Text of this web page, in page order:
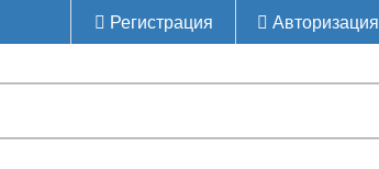
Регистрация Авторизация